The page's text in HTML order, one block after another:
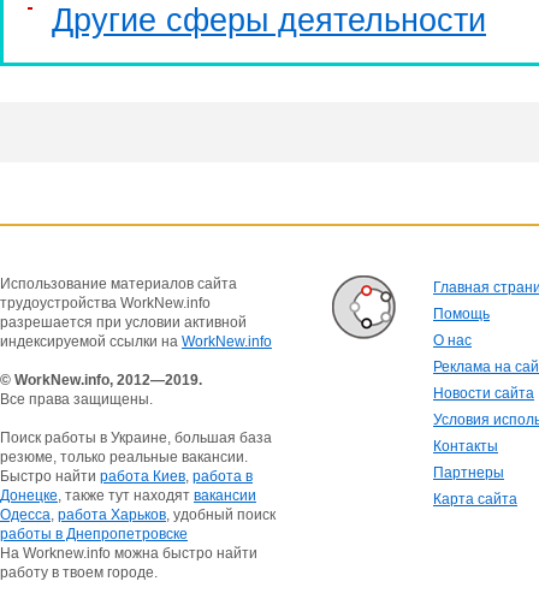
Другие сферы деятельности
Использование материалов сайта
трудоустройства WorkNew.info
разрешается при условии активной
индексируемой ссылки на WorkNew.info
© WorkNew.info, 2012—2019.
Все права защищены.
Поиск работы в Украине, большая база
резюме, только реальные вакансии.
Быстро найти работа Киев, работа в
Донецке, также тут находят вакансии
Одесса, работа Харьков, удобный поиск
работы в Днепропетровске
На Worknew.info можна быстро найти
работу в твоем городе.
Главная
Помощь
О нас
Реклама на
Новости сайта
Условия
Контакты
Партнеры
Карта сайта